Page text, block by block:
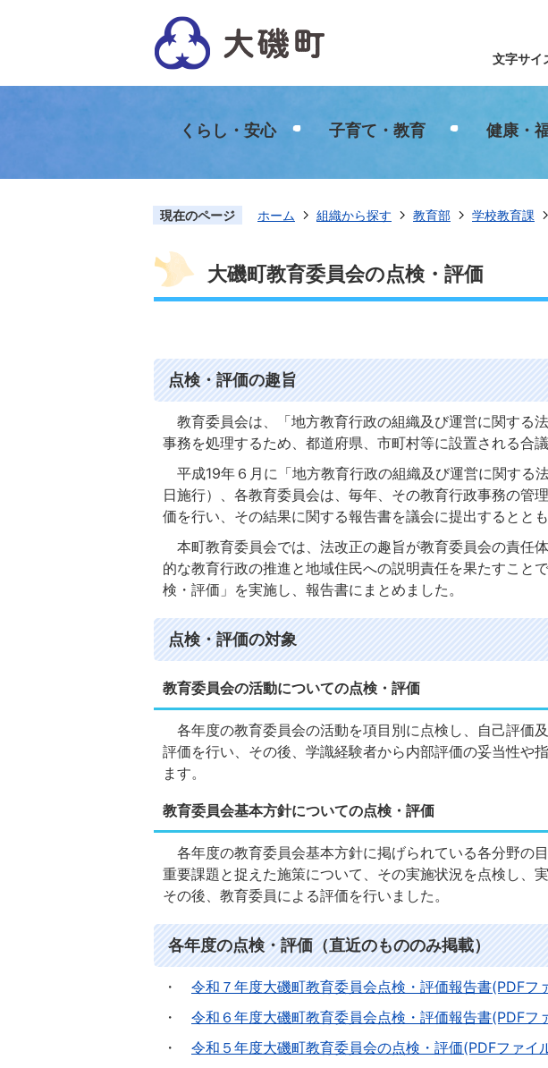
文字サイ
くらし・安心 子育て・教育 健康・
現在のページ ホーム 組織から探す 教育部 学校教育課
大磯町教育委員会の点検・評価
点検・評価の趣旨
教育委員会は、「地方教育行政の組織及び運営に関する
事務を処理するため、都道府県、市町村等に設置される合
平成19年６月に「地方教育行政の組織及び運営に関する
日施行）、各教育委員会は、毎年、その教育行政事務の管
価を行い、その結果に関する報告書を議会に提出するとと
本町教育委員会では、法改正の趣旨が教育委員会の責任
的な教育行政の推進と地域住民への説明責任を果たすこと
検・評価」を実施し、報告書にまとめました。
点検・評価の対象
教育委員会の活動についての点検・評価
各年度の教育委員会の活動を項目別に点検し、自己評価
評価を行い、その後、学識経験者から内部評価の妥当性や
ます。
教育委員会基本方針についての点検・評価
各年度の教育委員会基本方針に掲げられている各分野の
重要課題と捉えた施策について、その実施状況を点検し、
その後、教育委員による評価を行いました。
各年度の点検・評価（直近のもののみ掲載）
・ 令和７年度大磯町教育委員会点検・評価報告書(PDFフ
・ 令和６年度大磯町教育委員会点検・評価報告書(PDFフ
・ 令和５年度大磯町教育委員会の点検・評価(PDFファイ